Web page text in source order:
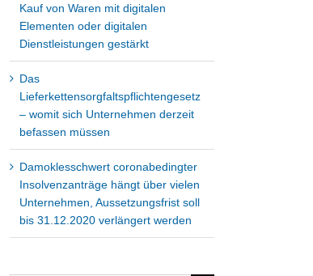
Kauf von Waren mit digitalen
Elementen oder digitalen
Dienstleistungen gestärkt
Das
Lieferkettensorgfaltspflichtengesetz
– womit sich Unternehmen derzeit
befassen müssen
Damoklesschwert coronabedingter
Insolvenzanträge hängt über vielen
Unternehmen, Aussetzungsfrist soll
bis 31.12.2020 verlängert werden